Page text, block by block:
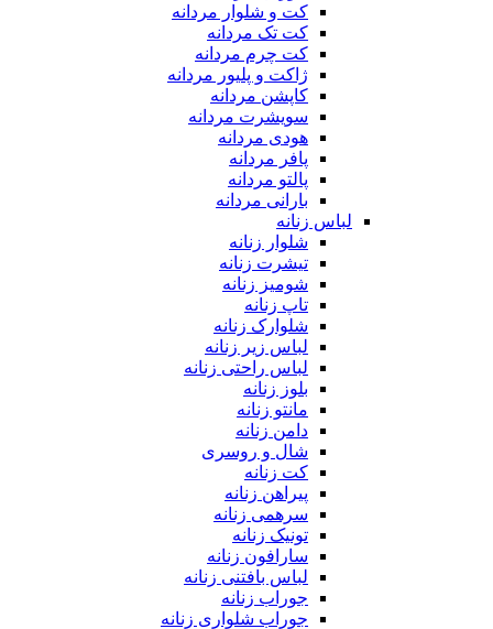
کت و شلوار مردانه
کت تک مردانه
کت چرم مردانه
ژاکت و پلیور مردانه
کاپشن مردانه
سویشرت مردانه
هودی مردانه
پافر مردانه
پالتو مردانه
بارانی مردانه
لباس زنانه
شلوار زنانه
تیشرت زنانه
شومیز زنانه
تاپ زنانه
شلوارک زنانه
لباس زیر زنانه
لباس راحتی زنانه
بلوز زنانه
مانتو زنانه
دامن زنانه
شال و روسری
کت زنانه
پیراهن زنانه
سرهمی زنانه
تونیک زنانه
سارافون زنانه
لباس بافتنی زنانه
جوراب زنانه
جوراب شلواری زنانه